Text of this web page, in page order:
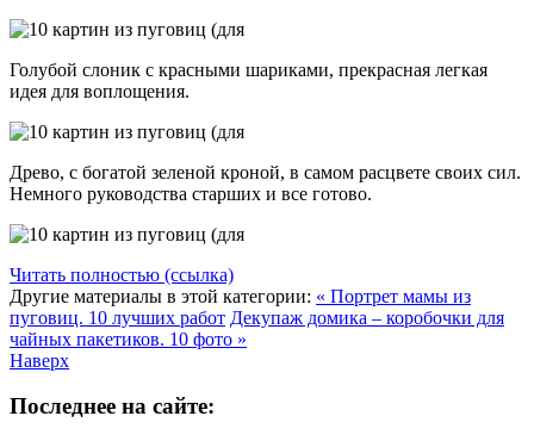
Голубой слоник с красными шариками, прекрасная легкая
идея для воплощения.
Древо, с богатой зеленой кроной, в самом расцвете своих сил.
Немного руководства старших и все готово.
Читать полностью (ссылка)
Другие материалы в этой категории: « Портрет мамы из
пуговиц. 10 лучших работ Декупаж домика – коробочки для
чайных пакетиков. 10 фото »
Наверх
Последнее на сайте: